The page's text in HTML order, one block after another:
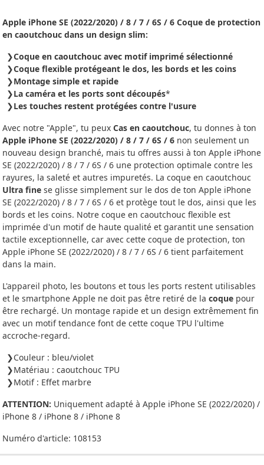
Apple iPhone SE (2022/2020) / 8 / 7 / 6S / 6 Coque de protection
en caoutchouc dans un design slim:
Coque en caoutchouc avec motif imprimé sélectionné
Coque flexible protégeant le dos, les bords et les coins
Montage simple et rapide
La caméra et les ports sont découpés*
Les touches restent protégées contre l'usure
Avec notre "Apple", tu peux Cas en caoutchouc, tu donnes à ton
Apple iPhone SE (2022/2020) / 8 / 7 / 6S / 6 non seulement un
nouveau design branché, mais tu offres aussi à ton Apple iPhone
SE (2022/2020) / 8 / 7 / 6S / 6 une protection optimale contre les
rayures, la saleté et autres impuretés. La coque en caoutchouc
Ultra fine se glisse simplement sur le dos de ton Apple iPhone
SE (2022/2020) / 8 / 7 / 6S / 6 et protège tout le dos, ainsi que les
bords et les coins. Notre coque en caoutchouc flexible est
imprimée d'un motif de haute qualité et garantit une sensation
tactile exceptionnelle, car avec cette coque de protection, ton
Apple iPhone SE (2022/2020) / 8 / 7 / 6S / 6 tient parfaitement
dans la main.
L'appareil photo, les boutons et tous les ports restent utilisables
et le smartphone Apple ne doit pas être retiré de la coque pour
être rechargé. Un montage rapide et un design extrêmement fin
avec un motif tendance font de cette coque TPU l'ultime
accroche-regard.
Couleur : bleu/violet
Matériau : caoutchouc TPU
Motif : Effet marbre
ATTENTION: Uniquement adapté à Apple iPhone SE (2022/2020) /
iPhone 8 / iPhone 8 / iPhone 8
Numéro d'article: 108153